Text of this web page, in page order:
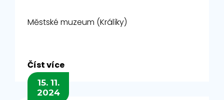
Městské muzeum (Králíky)
Číst více
15. 11.
2024